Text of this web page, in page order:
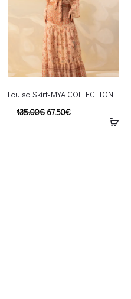
Louisa Skirt-MYA COLLECTION
135.00€ 67.50€